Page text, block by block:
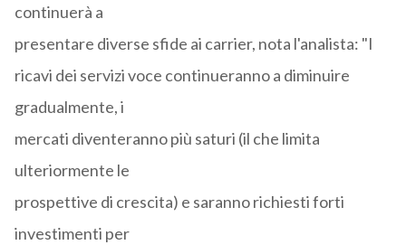
continuerà a
presentare diverse sfide ai carrier, nota l'analista: "I
ricavi dei servizi voce continueranno a diminuire
gradualmente, i
mercati diventeranno più saturi (il che limita
ulteriormente le
prospettive di crescita) e saranno richiesti forti
investimenti per